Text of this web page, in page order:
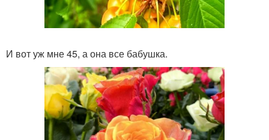
И вот уж мне 45, а она все бабушка.